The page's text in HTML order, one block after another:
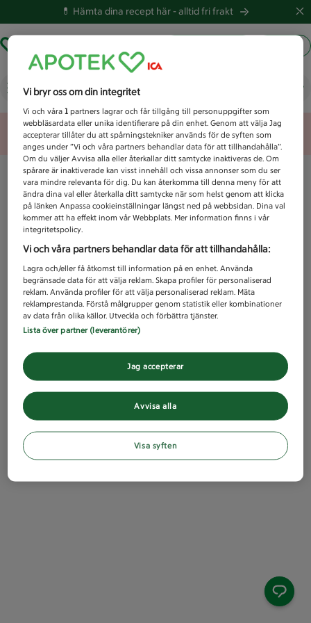
💊 Hämta dina recept här -alltid fri frakt
Vad letar du efter idag?
Unknown error
Vi bryr oss om din integritet
Vi och våra1 partners lagrar och får tillgång till personuppgifter som
webbläsardata eller unika identifierare på din enhet. Genom att välja Jag
accepterar tillåter du att spårningstekniker används för de syften som
anges under ”Vi och våra partners behandlar data för att tillhandahålla”.
Om du väljer Avvisa alla eller återkallar ditt samtycke inaktiveras de. Om
spårare är inaktiverade kan visst innehåll och vissa annonser som du ser
vara mindre relevanta för dig. Du kan återkomma till denna meny för att
ändra dina val eller återkalla ditt samtycke när som helst genom att klicka
på länken Anpassa cookieinställningar längst ned på webbsidan. Dina val
kommer att ha effekt inom vår Webbplats. Mer information finns i vår
integritetspolicy.
Vi och våra partners behandlar data för att tillhandahålla:
Lagra och/eller få åtkomst till information på en enhet. Använda
begränsade data för att välja reklam. Skapa profiler för personaliserad
reklam. Använda profiler för att välja personaliserad reklam. Mäta
reklamprestanda. Förstå målgrupper genom statistik eller kombinationer
av data från olika källor. Utveckla och förbättra tjänster.
Lista över partner (leverantörer)
Avvisa alla
Jag accepterar
Visa syften